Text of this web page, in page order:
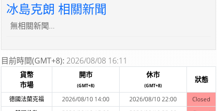
冰島克朗 相關新聞
無相關新聞...
目前時間(GMT+8): 2026/08/08 16:11
貨幣
市場
開市
(GMT+8)
休市
(GMT+8)
狀態
德國法蘭克福 2026/08/10 14:00 2026/08/10 22:00
Closed